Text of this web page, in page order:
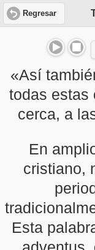
Regresar
«Así
todas estas
cerca, a
En
cristiano,
Esta